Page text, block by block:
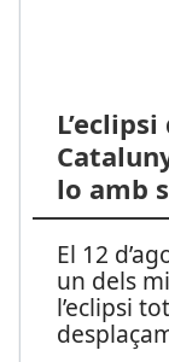
lo amb
El 12
un dels
l’eclipsi